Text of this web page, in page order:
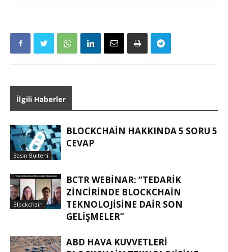
İlgili Haberler
Basın Bülteni
BLOCKCHAIN HAKKINDA 5 SORU 5
CEVAP
Blockchain
BCTR WEBINAR: “TEDARIK
ZINCIRINDE BLOCKCHAIN
TEKNOLOJISINE DAIR SON
GELIŞMELER”
ABD HAVA KUVVETLERI